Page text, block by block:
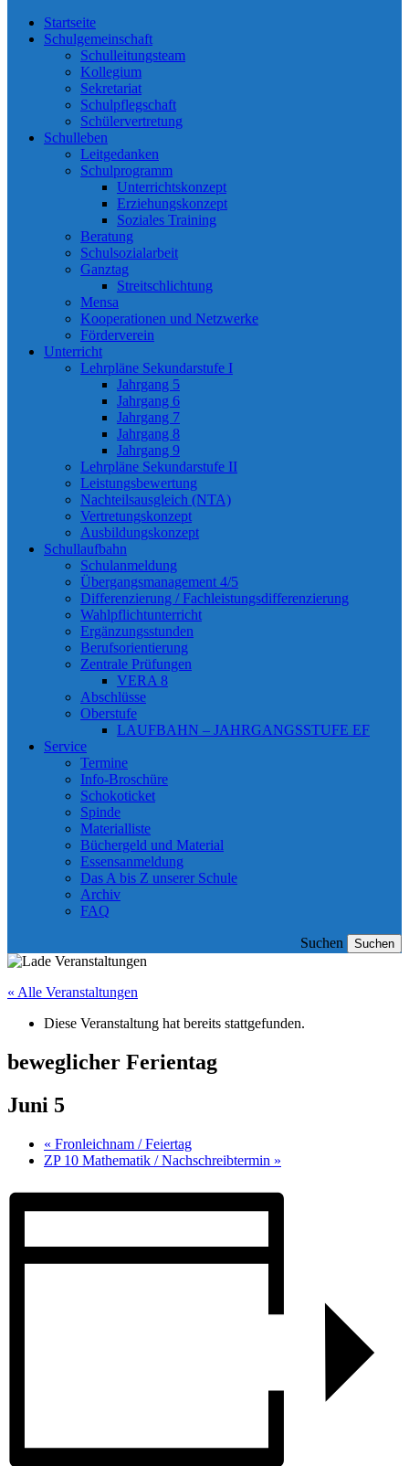
Startseite
Schulgemeinschaft
Schulleitungsteam
Kollegium
Sekretariat
Schulpflegschaft
Schülervertretung
Schulleben
Leitgedanken
Schulprogramm
Unterrichtskonzept
Erziehungskonzept
Soziales Training
Beratung
Schulsozialarbeit
Ganztag
Streitschlichtung
Mensa
Kooperationen und Netzwerke
Förderverein
Unterricht
Lehrpläne Sekundarstufe I
Jahrgang 5
Jahrgang 6
Jahrgang 7
Jahrgang 8
Jahrgang 9
Lehrpläne Sekundarstufe II
Leistungsbewertung
Nachteilsausgleich (NTA)
Vertretungskonzept
Ausbildungskonzept
Schullaufbahn
Schulanmeldung
Übergangsmanagement 4/5
Differenzierung / Fachleistungsdifferenzierung
Wahlpflichtunterricht
Ergänzungsstunden
Berufsorientierung
Zentrale Prüfungen
VERA 8
Abschlüsse
Oberstufe
LAUFBAHN – JAHRGANGSSTUFE EF
Service
Termine
Info-Broschüre
Schokoticket
Spinde
Materialliste
Büchergeld und Material
Essensanmeldung
Das A bis Z unserer Schule
Archiv
FAQ
Suchen Suchen
« Alle Veranstaltungen
Diese Veranstaltung hat bereits stattgefunden.
beweglicher Ferientag
Juni 5
« Fronleichnam / Feiertag
ZP 10 Mathematik / Nachschreibtermin »